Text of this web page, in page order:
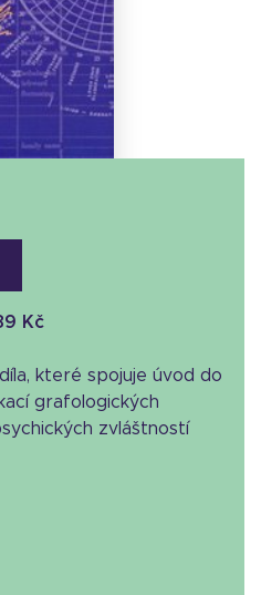
Kč
které spojuje úvod do
grafologických
zvláštností